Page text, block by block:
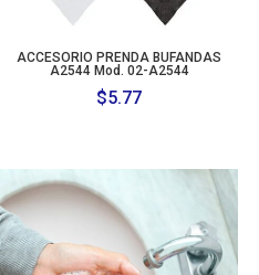
ACCESORIO PRENDA BUFANDAS
A2544 Mod. 02-A2544
$5.77